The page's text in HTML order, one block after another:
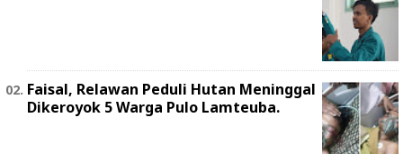
Faisal, Relawan Peduli Hutan Meninggal
Dikeroyok 5 Warga Pulo Lamteuba.